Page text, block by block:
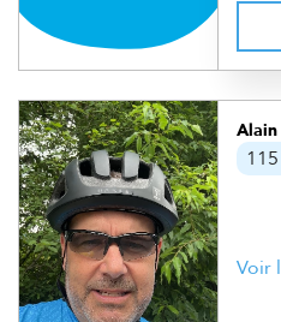
Voir